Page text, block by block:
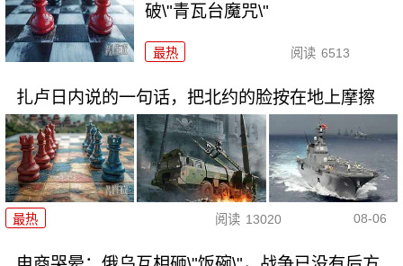
破\"青瓦台魔咒\"
最热 阅读 6513
扎卢日内说的一句话，把北约的脸按在地上摩擦
最热 阅读 13020 08-06